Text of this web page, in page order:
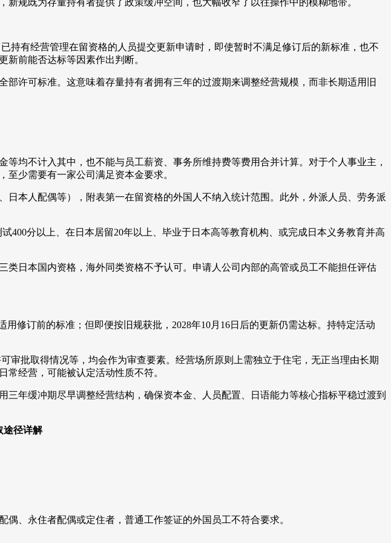
规既为存量持有者提供了政策缓冲空间，也大幅收窄了以往操作中的模糊地带。
持有经营管理在留资格的人员提交更新申请时，即使暂时不满足修订后的新标准，也不
前能否达标等因素作出判断。
许可标准。这意味着存量持有者拥有三年的过渡期来调整经营规模，而非长期适用旧
均不计入其中，也不能与员工薪资、事务所维持费等费用合并计算。对于个人事业主，
至少需要有一家公司满足资本金要求。
本人配偶等），附表第一在留资格的外国人不纳入统计范围。此外，外派人员、劳务派
400分以上、在日本居留20年以上、毕业于日本高等教育机构、或完成日本义务教育并高
日本国内资格，海外同类资格不予认可。申请人公司内部的高管或员工不能担任评估
修订前的标准；但即便按旧规获批，2028年10月16日后的更新仍需达标。持特定活动
批取得情况等，均会作为审查要素。经营场所原则上需独立于住宅，无正当理由长期
经营，可能被认定活动性质不符。
年缓冲期尽早调整经营结构，确保资本金、人员配置、日语能力等核心指标平稳过渡到
途径详解
、永住者配偶或定住者，普通工作签证的外国员工不符合要求。